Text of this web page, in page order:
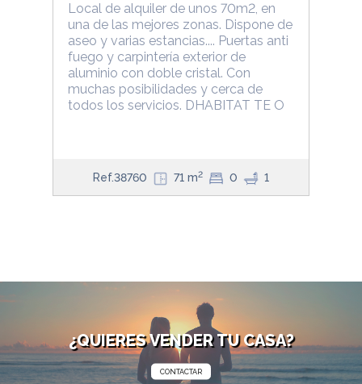
Local de alquiler de unos 70m2, en
una de las mejores zonas. Dispone de
aseo y varias estancias.... Puertas anti
fuego y carpintería exterior de
aluminio con doble cristal. Con
muchas posibilidades y cerca de
todos los servicios. DHABITAT TE O
Ref.38760 71 m2 0 1
¿QUIERES VENDER TU CASA?
CONTACTAR